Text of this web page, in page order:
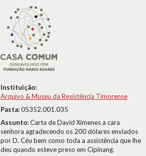
Instituição:
Arquivo & Museu da Resistência Timorense
Pasta:05352.001.035
Assunto:Carta de David Ximenes a cara
senhora agradecendo os 200 dólares enviados
por D. Céu bem como toda a assistência que lhe
deu quando esteve preso em Cipinang.